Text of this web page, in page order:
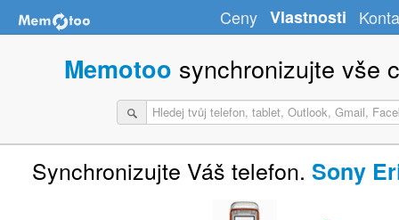
Ceny Vlastnosti
Memotoo synchronizujte vše
Synchronizujte Váš telefon. Sony